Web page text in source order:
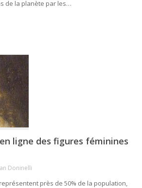
de la planète par les…
ligne des figures féminines
Doninelli
près de 50% de la population,